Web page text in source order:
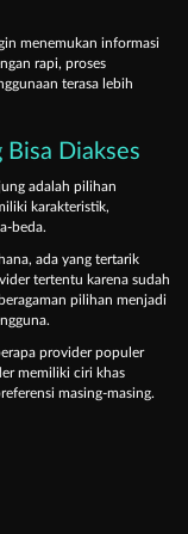
menemukan informasi
rapi, proses
terasa lebih
Diakses
adalah pilihan
karakteristik,
beda.
ada yang tertarik
tertentu karena sudah
pilihan menjadi
provider populer
memiliki ciri khas
masing-masing.